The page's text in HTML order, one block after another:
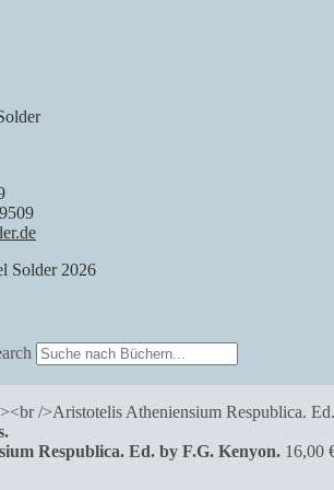
Solder 2026
Respublica. Ed. by F.G. Kenyon. 16,00